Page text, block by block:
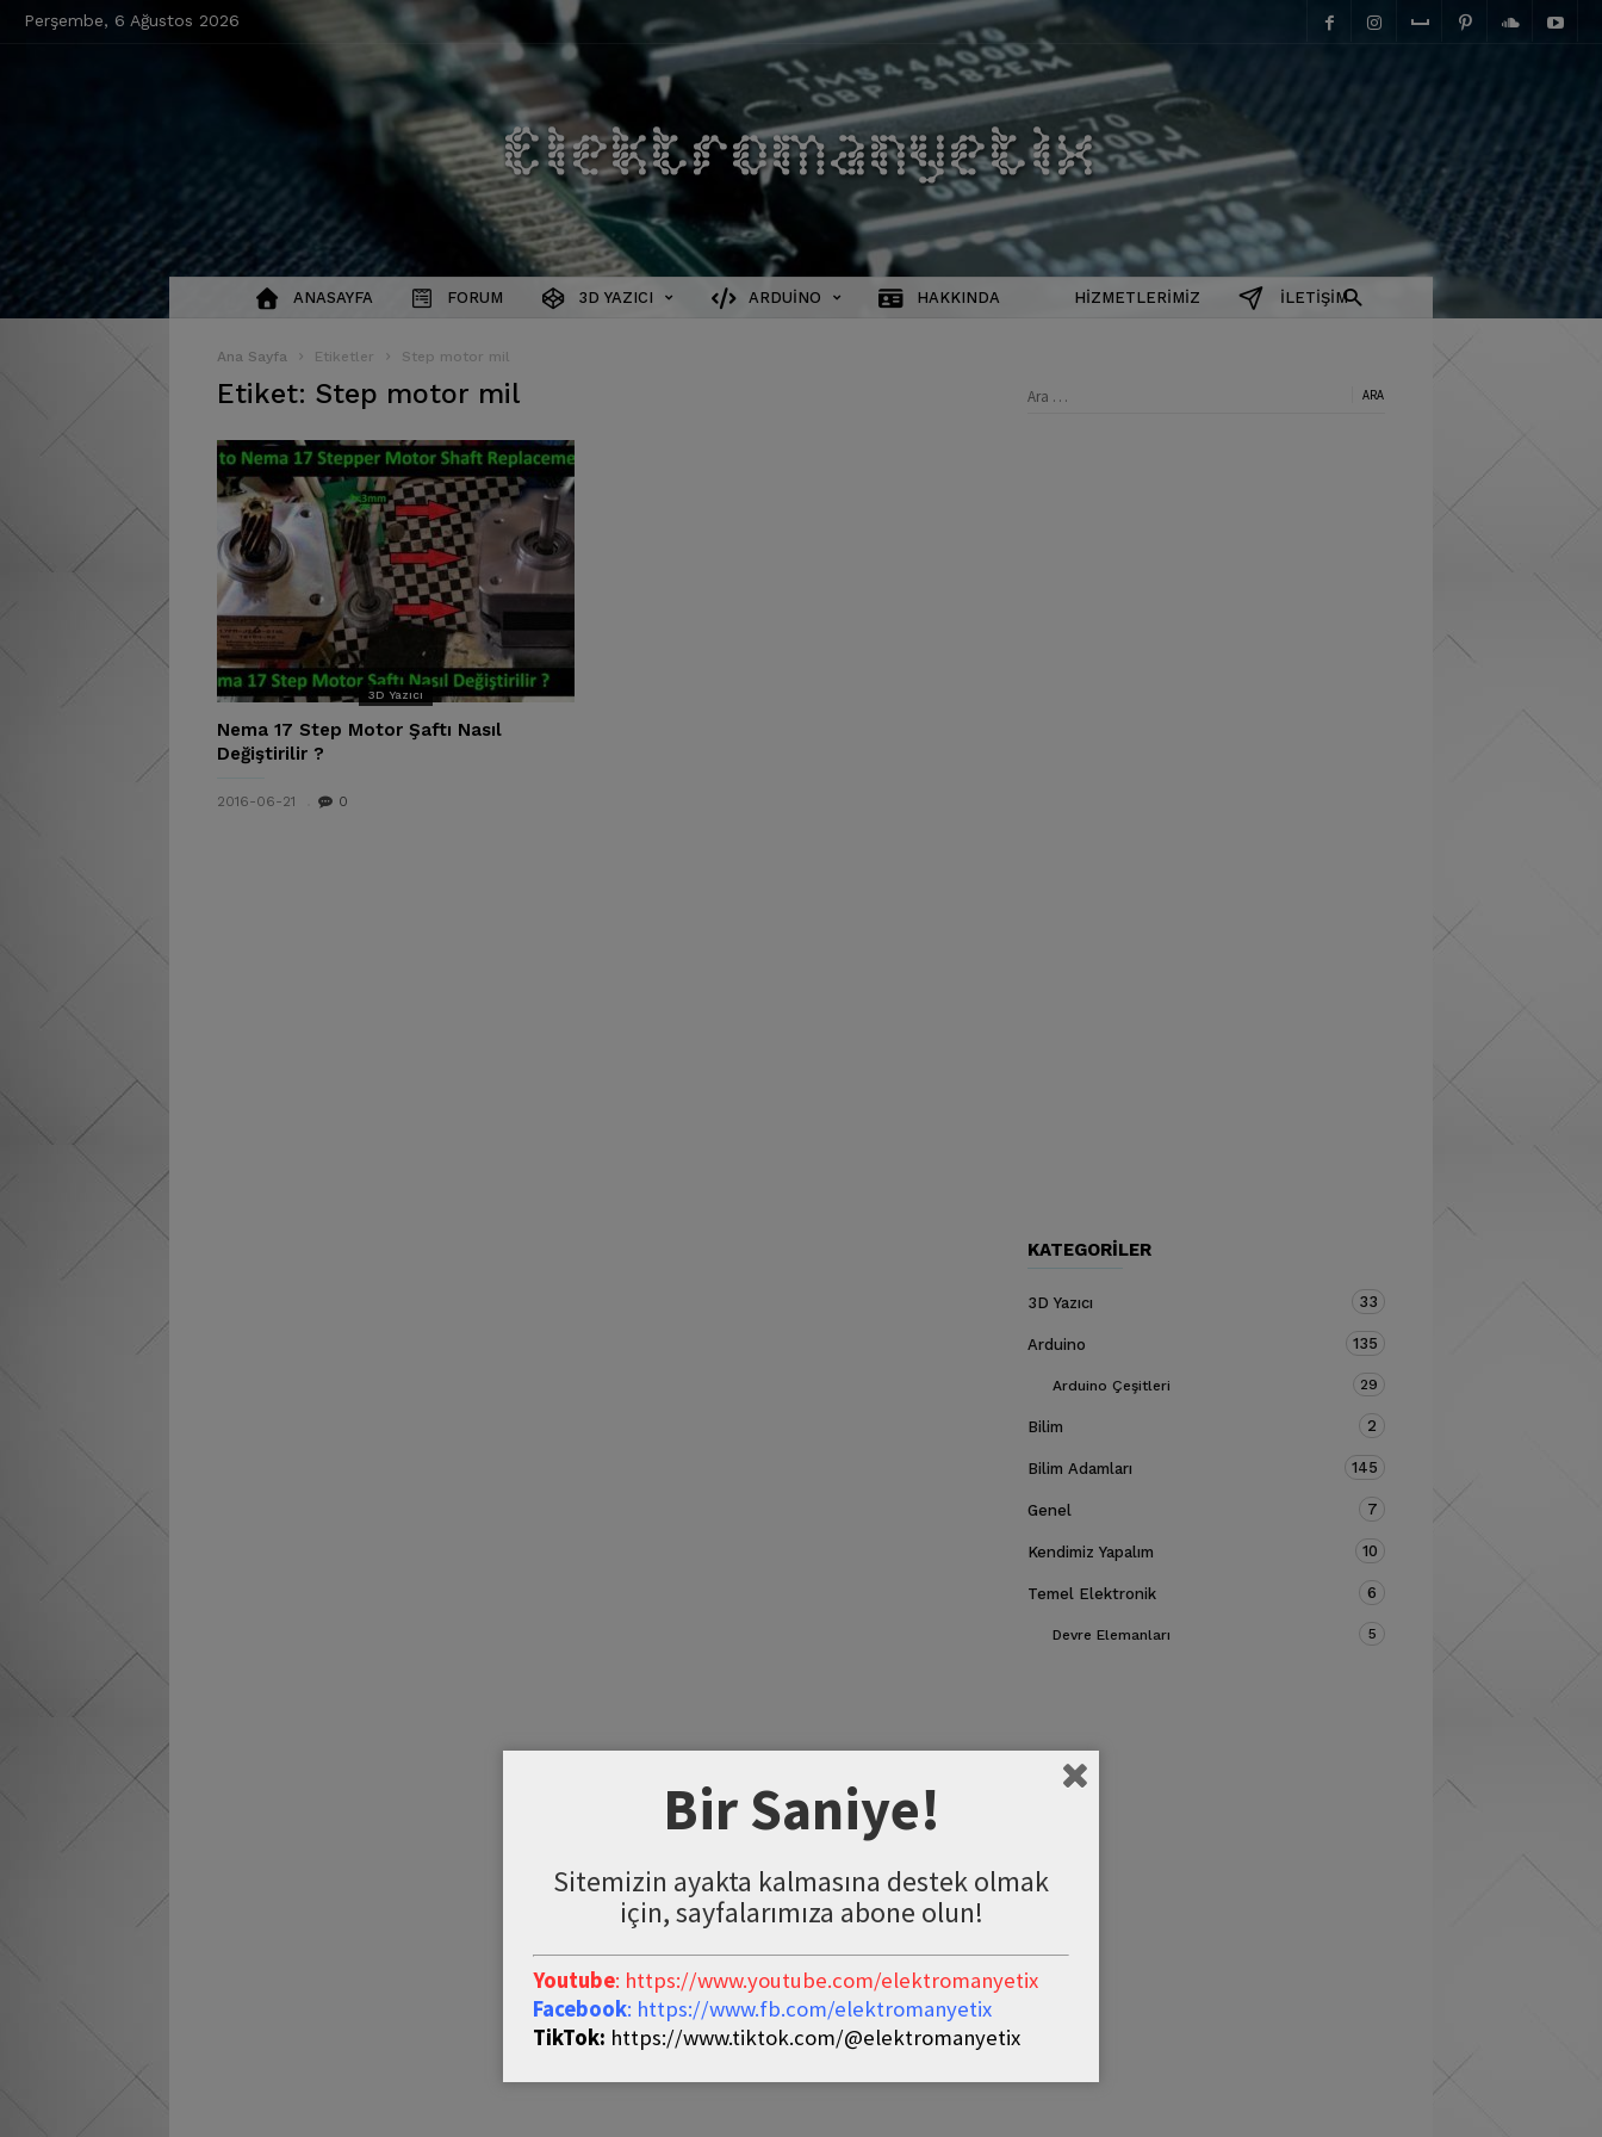
Perşembe, 6 Ağustos 2026
elektromanyetix
ANASAYFA FORUM 3D YAZICI ARDUINO HAKKINDA HIZMETLERIMIZ İLETIŞIM
Ana Sayfa Etiketler Step motor mil
Etiket: Step motor mil
3D Yazıcı
Nema 17 Step Motor Şaftı Nasıl
Değiştirilir ?
2016-06-21 0
Arama:
KATEGORILER
3D Yazıcı 33
Arduino 135
Arduino Çeşitleri 29
Bilim 2
Bilim Adamları 145
Genel 7
Kendimiz Yapalım 10
Temel Elektronik 6
Devre Elemanları 5
Bir Saniye!
Sitemizin ayakta kalmasına destek olmak
için, sayfalarımıza abone olun!
Youtube: https://www.youtube.com/elektromanyetix
Facebook: https://www.fb.com/elektromanyetix
TikTok: https://www.tiktok.com/@elektromanyetix